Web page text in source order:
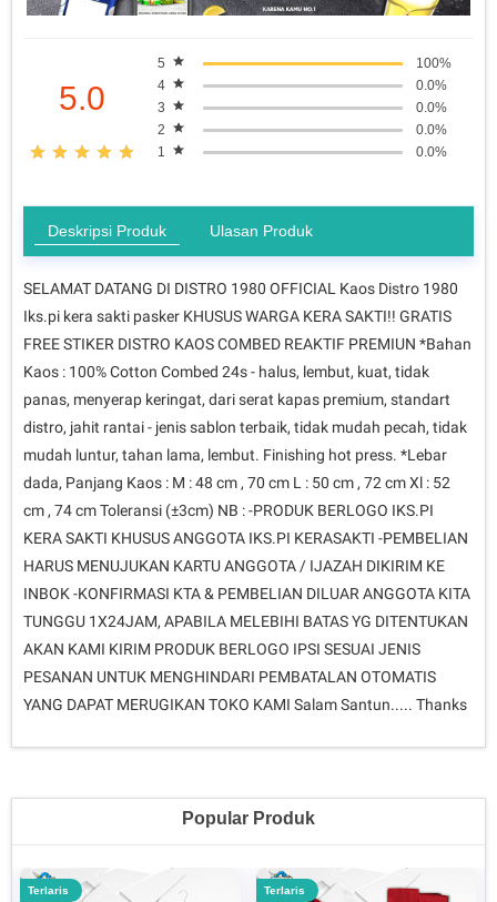
5.0
5
100%
4
0.0%
3
0.0%
2
0.0%
1
0.0%
Deskripsi Produk Ulasan Produk
SELAMAT DATANG DI DISTRO 1980 OFFICIAL Kaos Distro 1980
Iks.pi kera sakti pasker KHUSUS WARGA KERA SAKTI!! GRATIS
FREE STIKER DISTRO KAOS COMBED REAKTIF PREMIUN *Bahan
Kaos : 100% Cotton Combed 24s - halus, lembut, kuat, tidak
panas, menyerap keringat, dari serat kapas premium, standart
distro, jahit rantai - jenis sablon terbaik, tidak mudah pecah, tidak
mudah luntur, tahan lama, lembut. Finishing hot press. *Lebar
dada, Panjang Kaos : M : 48 cm , 70 cm L : 50 cm , 72 cm Xl : 52
cm , 74 cm Toleransi (±3cm) NB : -PRODUK BERLOGO IKS.PI
KERA SAKTI KHUSUS ANGGOTA IKS.PI KERASAKTI -PEMBELIAN
HARUS MENUJUKAN KARTU ANGGOTA / IJAZAH DIKIRIM KE
INBOK -KONFIRMASI KTA & PEMBELIAN DILUAR ANGGOTA KITA
TUNGGU 1X24JAM, APABILA MELEBIHI BATAS YG DITENTUKAN
AKAN KAMI KIRIM PRODUK BERLOGO IPSI SESUAI JENIS
PESANAN UNTUK MENGHINDARI PEMBATALAN OTOMATIS
YANG DAPAT MERUGIKAN TOKO KAMI Salam Santun..... Thanks
Popular Produk
Terlaris Terlaris